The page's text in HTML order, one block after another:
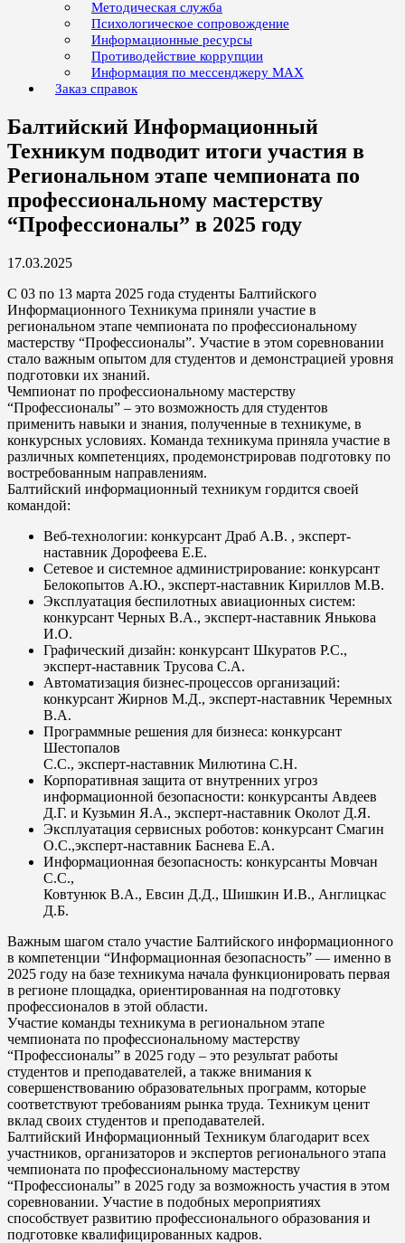
Методическая служба
Психологическое сопровождение
Информационные ресурсы
Противодействие коррупции
Информация по мессенджеру MAX
Заказ справок
Балтийский Информационный
Техникум подводит итоги участия в
Региональном этапе чемпионата по
профессиональному мастерству
“Профессионалы” в 2025 году
17.03.2025
С 03 по 13 марта 2025 года студенты Балтийского
Информационного Техникума приняли участие в
региональном этапе чемпионата по профессиональному
мастерству “Профессионалы”. Участие в этом соревновании
стало важным опытом для студентов и демонстрацией уровня
подготовки их знаний.
Чемпионат по профессиональному мастерству
“Профессионалы” – это возможность для студентов
применить навыки и знания, полученные в техникуме, в
конкурсных условиях. Команда техникума приняла участие в
различных компетенциях, продемонстрировав подготовку по
востребованным направлениям.
Балтийский информационный техникум гордится своей
командой:
Веб-технологии: конкурсант Драб А.В. , эксперт-
наставник Дорофеева Е.Е.
Сетевое и системное администрирование: конкурсант
Белокопытов А.Ю., эксперт-наставник Кириллов М.В.
Эксплуатация беспилотных авиационных систем:
конкурсант Черных В.А., эксперт-наставник Янькова
И.О.
Графический дизайн: конкурсант Шкуратов Р.С.,
эксперт-наставник Трусова С.А.
Автоматизация бизнес-процессов организаций:
конкурсант Жирнов М.Д., эксперт-наставник Черемных
В.А.
Программные решения для бизнеса: конкурсант
Шестопалов
С.С., эксперт-наставник Милютина С.Н.
Корпоративная защита от внутренних угроз
информационной безопасности: конкурсанты Авдеев
Д.Г. и Кузьмин Я.А., эксперт-наставник Околот Д.Я.
Эксплуатация сервисных роботов: конкурсант Смагин
О.С.,эксперт-наставник Баснева Е.А.
Информационная безопасность: конкурсанты Мовчан
С.С.,
Ковтунюк В.А., Евсин Д.Д., Шишкин И.В., Англицкас
Д.Б.
Важным шагом стало участие Балтийского информационного
в компетенции “Информационная безопасность” — именно в
2025 году на базе техникума начала функционировать первая
в регионе площадка, ориентированная на подготовку
профессионалов в этой области.
Участие команды техникума в региональном этапе
чемпионата по профессиональному мастерству
“Профессионалы” в 2025 году – это результат работы
студентов и преподавателей, а также внимания к
совершенствованию образовательных программ, которые
соответствуют требованиям рынка труда. Техникум ценит
вклад своих студентов и преподавателей.
Балтийский Информационный Техникум благодарит всех
участников, организаторов и экспертов регионального этапа
чемпионата по профессиональному мастерству
“Профессионалы” в 2025 году за возможность участия в этом
соревновании. Участие в подобных мероприятиях
способствует развитию профессионального образования и
подготовке квалифицированных кадров.